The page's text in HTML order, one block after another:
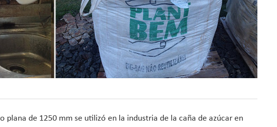
de 1250 mm se utilizó en la industria de la caña de azúcar en